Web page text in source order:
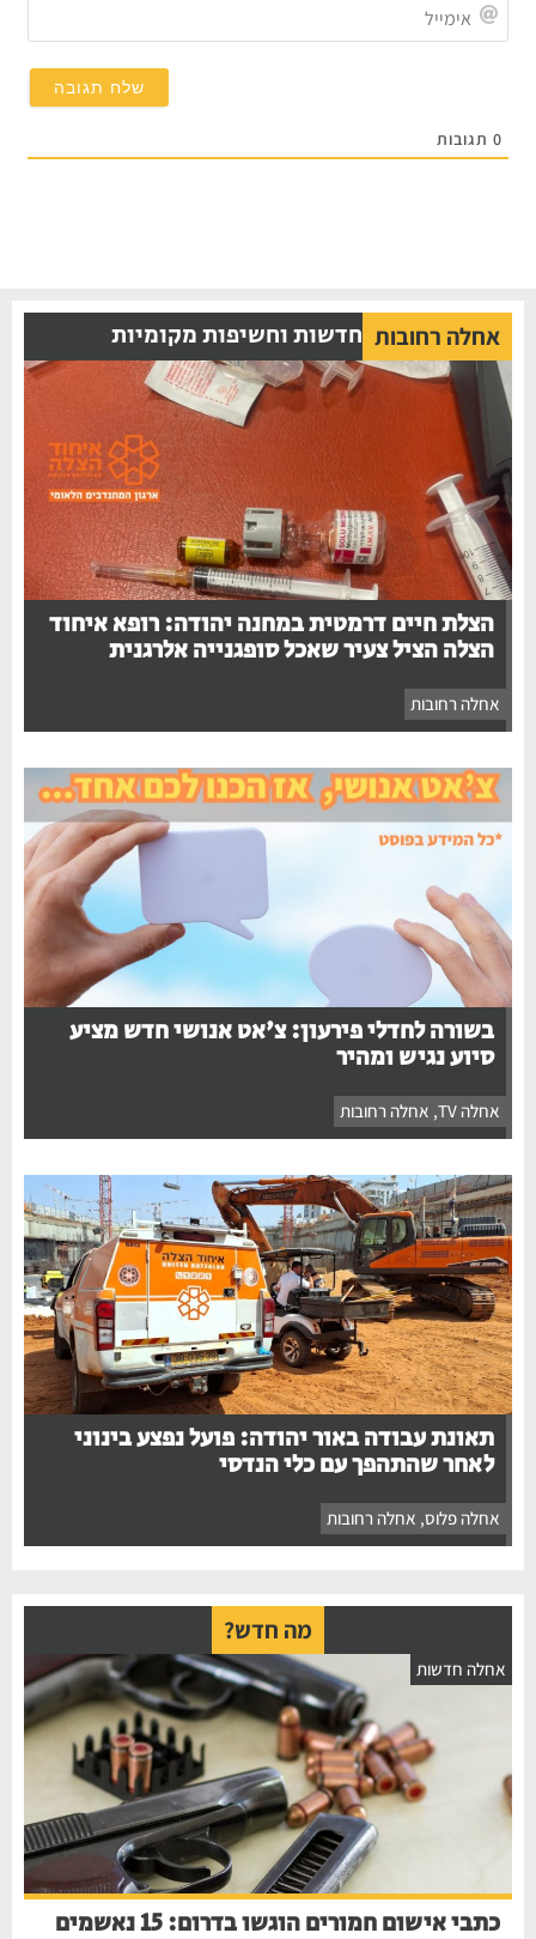
תגובות
אחלה רחובות חדשות וחשיפות מקומיות
הצלת חיים דרמטית במחנה יהודה: רופא איחוד
הצלה הציל צעיר שאכל סופגנייה אלרגנית
אחלה רחובות
בשורה לחדלי פירעון: צ'אט אנושי חדש מציע
סיוע נגיש ומהיר
אחלה TV ,אחלה רחובות
תאונת עבודה באור יהודה: פועל נפצע בינוני
לאחר שהתהפך עם כלי הנדסי
אחלה פלוס ,אחלה רחובות
מה חדש?
חדשות
כתבי אישום חמורים הוגשו בדרום: 15 נאשמים